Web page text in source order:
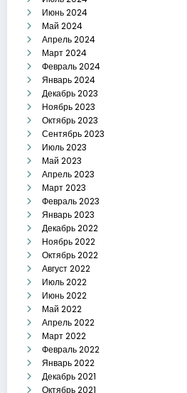
Июнь 2024
Май 2024
Апрель 2024
Март 2024
Февраль 2024
Январь 2024
Декабрь 2023
Ноябрь 2023
Октябрь 2023
Сентябрь 2023
Июль 2023
Май 2023
Апрель 2023
Март 2023
Февраль 2023
Январь 2023
Декабрь 2022
Ноябрь 2022
Октябрь 2022
Август 2022
Июль 2022
Июнь 2022
Май 2022
Апрель 2022
Март 2022
Февраль 2022
Январь 2022
Декабрь 2021
Октябрь 2021